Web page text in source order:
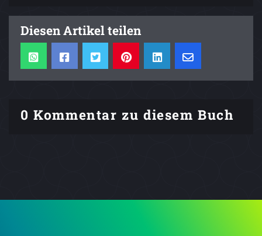
Diesen Artikel teilen
0 Kommentar zu diesem Buch